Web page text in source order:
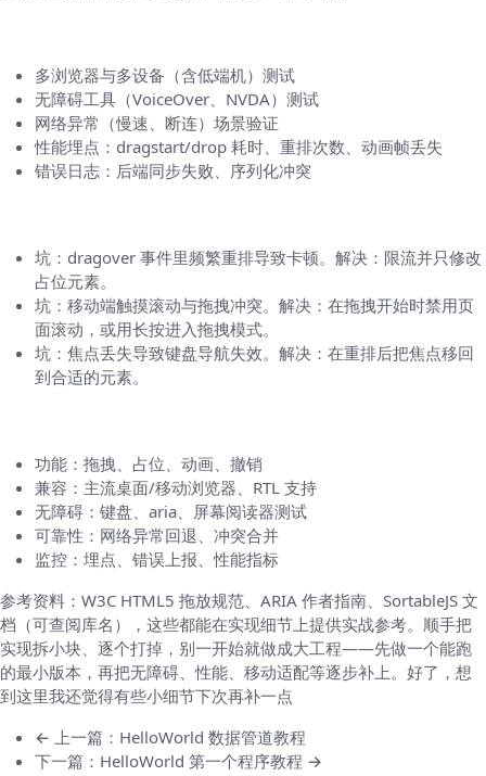
多浏览器与多设备（含低端机）测试
无障碍工具（VoiceOver、NVDA）测试
网络异常（慢速、断连）场景验证
性能埋点：dragstart/drop 耗时、重排次数、动画帧丢失
错误日志：后端同步失败、序列化冲突
坑：dragover 事件里频繁重排导致卡顿。解决：限流并只修改
占位元素。
坑：移动端触摸滚动与拖拽冲突。解决：在拖拽开始时禁用页
面滚动，或用长按进入拖拽模式。
坑：焦点丢失导致键盘导航失效。解决：在重排后把焦点移回
到合适的元素。
功能：拖拽、占位、动画、撤销
兼容：主流桌面/移动浏览器、RTL 支持
无障碍：键盘、aria、屏幕阅读器测试
可靠性：网络异常回退、冲突合并
监控：埋点、错误上报、性能指标
参考资料：W3C HTML5 拖放规范、ARIA 作者指南、SortableJS 文
档（可查阅库名），这些都能在实现细节上提供实战参考。顺手把
实现拆小块、逐个打掉，别一开始就做成大工程——先做一个能跑
的最小版本，再把无障碍、性能、移动适配等逐步补上。好了，想
到这里我还觉得有些小细节下次再补一点
← 上一篇：HelloWorld 数据管道教程
下一篇：HelloWorld 第一个程序教程 →